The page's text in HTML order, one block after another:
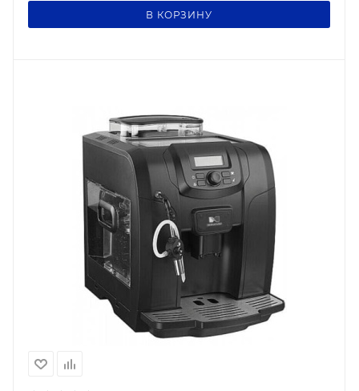
В КОРЗИНУ